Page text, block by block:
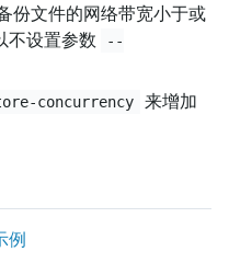
份文件的网络带宽小于或
不设置参数
--
concurrency
来增加
例